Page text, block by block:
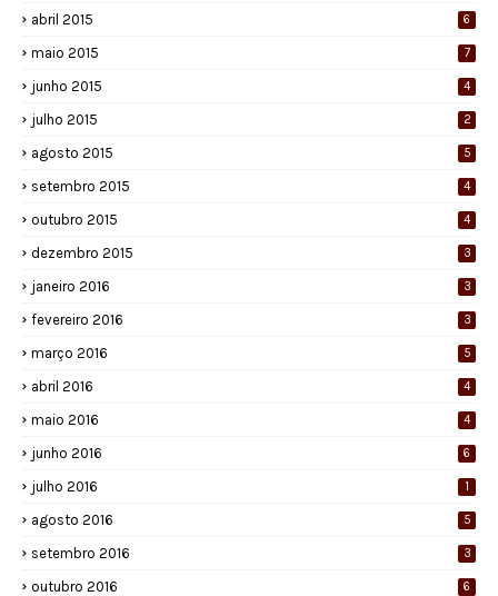
abril 2015 6
maio 2015 7
junho 2015 4
julho 2015 2
agosto 2015 5
setembro 2015 4
outubro 2015 4
dezembro 2015 3
janeiro 2016 3
fevereiro 2016 3
março 2016 5
abril 2016 4
maio 2016 4
junho 2016 6
julho 2016 1
agosto 2016 5
setembro 2016 3
outubro 2016 6